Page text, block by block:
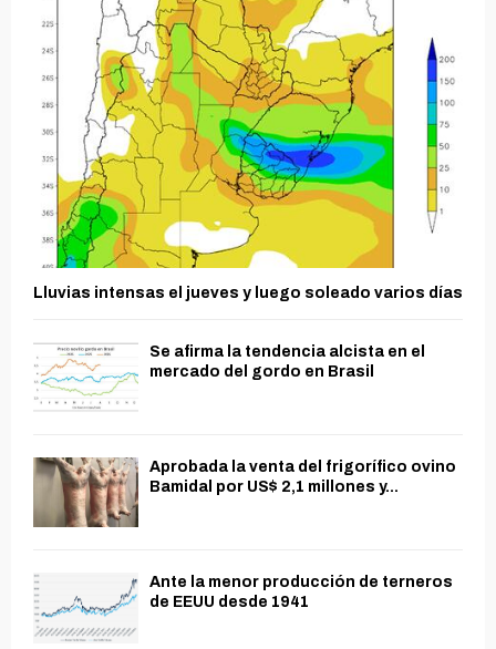
Lluvias intensas el jueves y luego soleado varios días
Se afirma la tendencia alcista en el
mercado del gordo en Brasil
Aprobada la venta del frigorífico ovino
Bamidal por US$ 2,1 millones y...
Ante la menor producción de terneros
de EEUU desde 1941